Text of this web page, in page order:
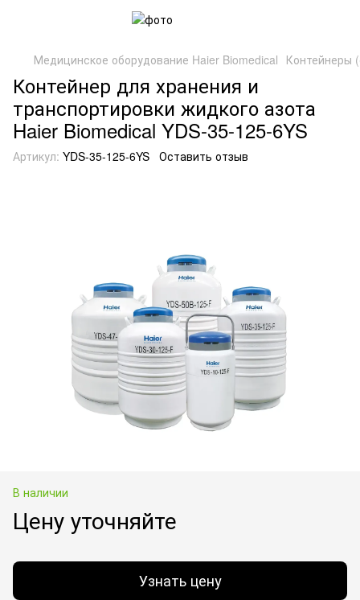
Медицинское оборудование Haier Biomedical Контейнеры
Контейнер для хранения и
транспортировки жидкого азота
Haier Biomedical YDS-35-125-6YS
Артикул: YDS-35-125-6YS Оставить отзыв
В наличии
Цену уточняйте
Узнать цену